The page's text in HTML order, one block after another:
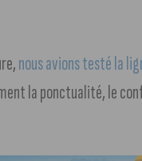
nous avions testé la
la ponctualité, le